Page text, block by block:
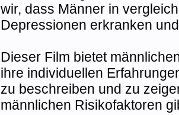
wir, dass Männer in
Depressionen erkranken
Dieser Film bietet
ihre individuellen
zu beschreiben und zu
männlichen Risikofaktoren